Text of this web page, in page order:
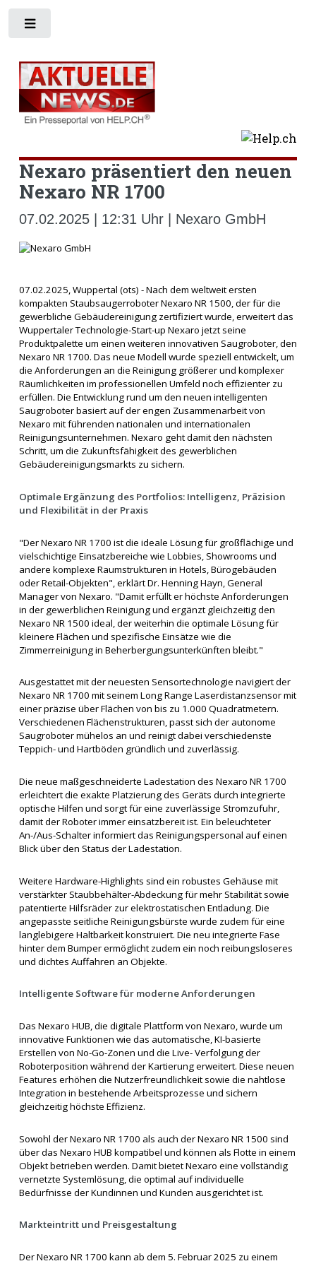
Nexaro präsentiert den neuen
Nexaro NR 1700
07.02.2025 | 12:31 Uhr | Nexaro GmbH
07.02.2025, Wuppertal (ots) - Nach dem weltweit ersten
kompakten Staubsaugerroboter Nexaro NR 1500, der für die
gewerbliche Gebäudereinigung zertifiziert wurde, erweitert das
Wuppertaler Technologie-Start-up Nexaro jetzt seine
Produktpalette um einen weiteren innovativen Saugroboter, den
Nexaro NR 1700. Das neue Modell wurde speziell entwickelt, um
die Anforderungen an die Reinigung größerer und komplexer
Räumlichkeiten im professionellen Umfeld noch effizienter zu
erfüllen. Die Entwicklung rund um den neuen intelligenten
Saugroboter basiert auf der engen Zusammenarbeit von
Nexaro mit führenden nationalen und internationalen
Reinigungsunternehmen. Nexaro geht damit den nächsten
Schritt, um die Zukunftsfähigkeit des gewerblichen
Gebäudereinigungsmarkts zu sichern.
Optimale Ergänzung des Portfolios: Intelligenz, Präzision
und Flexibilität in der Praxis
"Der Nexaro NR 1700 ist die ideale Lösung für großflächige und
vielschichtige Einsatzbereiche wie Lobbies, Showrooms und
andere komplexe Raumstrukturen in Hotels, Bürogebäuden
oder Retail-Objekten", erklärt Dr. Henning Hayn, General
Manager von Nexaro. "Damit erfüllt er höchste Anforderungen
in der gewerblichen Reinigung und ergänzt gleichzeitig den
Nexaro NR 1500 ideal, der weiterhin die optimale Lösung für
kleinere Flächen und spezifische Einsätze wie die
Zimmerreinigung in Beherbergungsunterkünften bleibt."
Ausgestattet mit der neuesten Sensortechnologie navigiert der
Nexaro NR 1700 mit seinem Long Range Laserdistanzsensor mit
einer präzise über Flächen von bis zu 1.000 Quadratmetern.
Verschiedenen Flächenstrukturen, passt sich der autonome
Saugroboter mühelos an und reinigt dabei verschiedenste
Teppich- und Hartböden gründlich und zuverlässig.
Die neue maßgeschneiderte Ladestation des Nexaro NR 1700
erleichtert die exakte Platzierung des Geräts durch integrierte
optische Hilfen und sorgt für eine zuverlässige Stromzufuhr,
damit der Roboter immer einsatzbereit ist. Ein beleuchteter
An-/Aus-Schalter informiert das Reinigungspersonal auf einen
Blick über den Status der Ladestation.
Weitere Hardware-Highlights sind ein robustes Gehäuse mit
verstärkter Staubbehälter-Abdeckung für mehr Stabilität sowie
patentierte Hilfsräder zur elektrostatischen Entladung. Die
angepasste seitliche Reinigungsbürste wurde zudem für eine
langlebigere Haltbarkeit konstruiert. Die neu integrierte Fase
hinter dem Bumper ermöglicht zudem ein noch reibungsloseres
und dichtes Auffahren an Objekte.
Intelligente Software für moderne Anforderungen
Das Nexaro HUB, die digitale Plattform von Nexaro, wurde um
innovative Funktionen wie das automatische, KI-basierte
Erstellen von No-Go-Zonen und die Live- Verfolgung der
Roboterposition während der Kartierung erweitert. Diese neuen
Features erhöhen die Nutzerfreundlichkeit sowie die nahtlose
Integration in bestehende Arbeitsprozesse und sichern
gleichzeitig höchste Effizienz.
Sowohl der Nexaro NR 1700 als auch der Nexaro NR 1500 sind
über das Nexaro HUB kompatibel und können als Flotte in einem
Objekt betrieben werden. Damit bietet Nexaro eine vollständig
vernetzte Systemlösung, die optimal auf individuelle
Bedürfnisse der Kundinnen und Kunden ausgerichtet ist.
Markteintritt und Preisgestaltung
Der Nexaro NR 1700 kann ab dem 5. Februar 2025 zu einem